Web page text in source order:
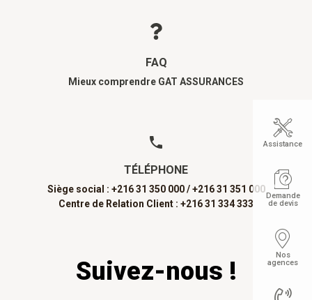
FAQ
Mieux comprendre GAT ASSURANCES
TÉLÉPHONE
Siège social : +216 31 350 000 / +216 31 351 000
Centre de Relation Client : +216 31 334 333
Suivez-nous !
Assistance
Demande
de devis
Nos
agences